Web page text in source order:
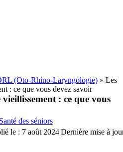
(Oto-Rhino-Laryngologie)» Les
: ce que vous devez savoir
: ce que vous
Santé des séniors
le : 7 août 2024|Dernière mise à